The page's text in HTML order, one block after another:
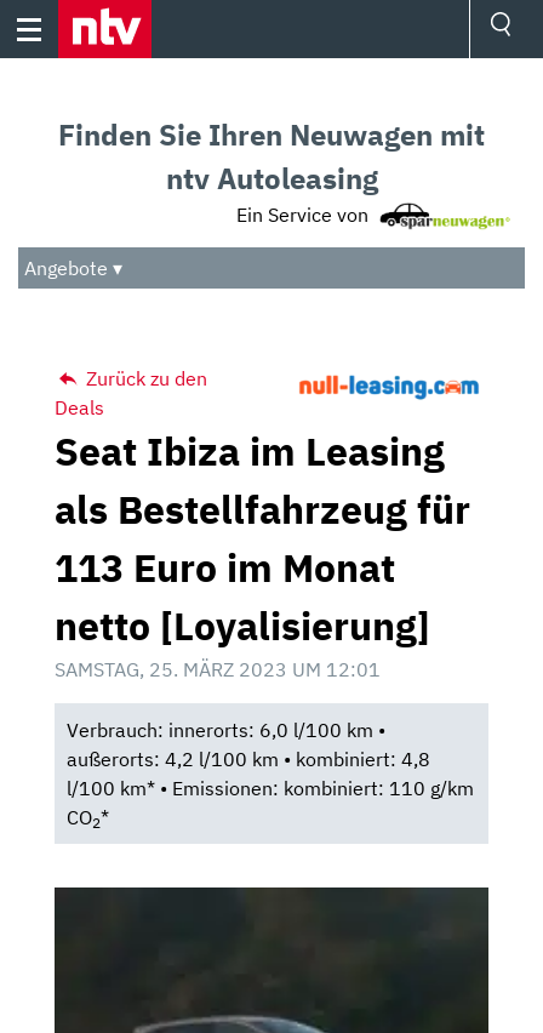
Skip
Audio
Das Beste
Finden Sie Ihren Neuwagen mit
ntv Autoleasing
Ein Service von
Angebote ▾
Zurück zu den
Deals
Seat Ibiza im Leasing
als Bestellfahrzeug für
113 Euro im Monat
netto [Loyalisierung]
SAMSTAG, 25. MÄRZ 2023 UM 12:01
Verbrauch: innerorts: 6,0 l/100 km •
außerorts: 4,2 l/100 km • kombiniert: 4,8
l/100 km* • Emissionen: kombiniert: 110 g/km
CO2*